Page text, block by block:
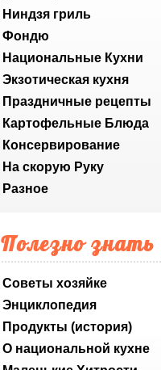
Ниндзя гриль
Фондю
Национальные Кухни
Экзотическая кухня
Праздничные рецепты
Картофельные Блюда
Консервирование
На скорую Руку
Разное
Полезно знать
Советы хозяйке
Энциклопедия
Продукты (история)
О национальной кухне